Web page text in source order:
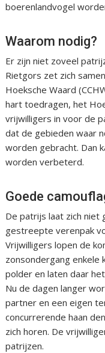
boerenlandvogel
Waarom nodig?
Er zijn niet zoveel
Rietgors zet zich
Hoeksche Waard
hart toedragen, het
vrijwilligers in voor de
dat de gebieden waar
worden gebracht. Dan
worden verbeterd.
Goede
De patrijs laat zich niet
gestreepte verenpak
Vrijwilligers lopen de
zonsondergang
polder en laten daar
Nu de dagen langer
partner en een eigen
concurrerende haan
zich horen. De
patrijzen.